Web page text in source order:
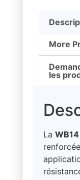
More
les
La WB14